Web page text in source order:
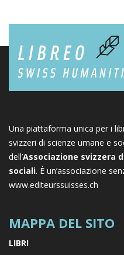
Una piattaforma unica per i
svizzeri di scienze umane e
dell’Associazione svizzera
sociali. È un’associazione
www.editeurssuisses.ch
MAPPA DEL SITO
LIBRI